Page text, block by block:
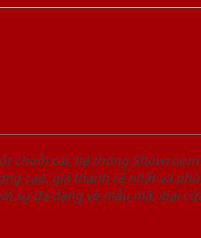
chuỗi các hệ thống Showroom
cao, giá thành rẻ nhất và
sự đa dạng về mẫu mã, loại